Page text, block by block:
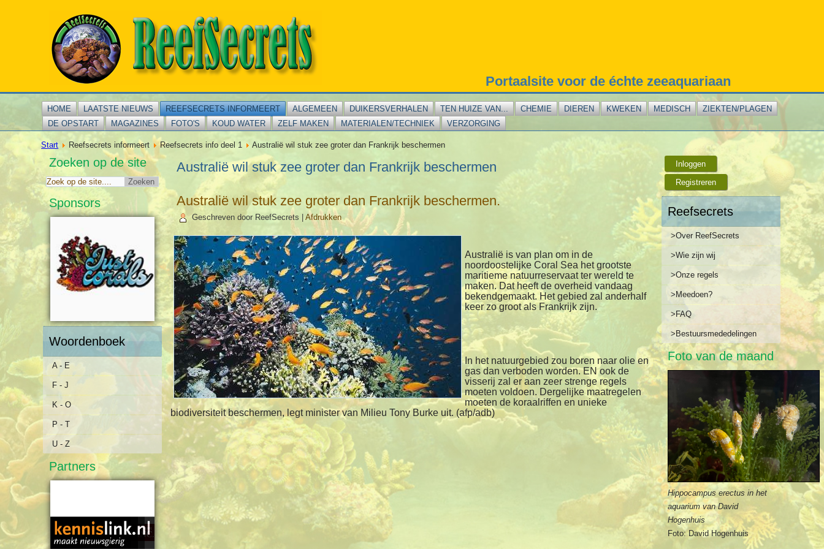
Portaalsite voor de échte zeeaquariaan
HOME LAATSTE NIEUWS REEFSECRETS INFORMEERT ALGEMEEN DUIKERSVERHALEN TEN HUIZE VAN... CHEMIE DIEREN KWEKEN MEDISCH
ZIEKTEN/PLAGEN
DE OPSTART
MAGAZINES FOTO'S KOUD WATER ZELF MAKEN MATERIALEN/TECHNIEK VERZORGING
Start Reefsecrets informeert Reefsecrets info deel 1 Australië wil stuk zee groter dan Frankrijk beschermen
Zoeken op de site
Sponsors
Woordenboek
A - E
F - J
K - O
P - T
U - Z
Partners
Australië wil stuk zee groter dan Frankrijk beschermen
Australië wil stuk zee groter dan Frankrijk beschermen.
Geschreven door ReefSecrets |Afdrukken
Australië is van plan om in de
noordoostelijke Coral Sea het grootste
maritieme natuurreservaat ter wereld te
maken. Dat heeft de overheid vandaag
bekendgemaakt. Het gebied zal anderhalf
keer zo groot als Frankrijk zijn.
In het natuurgebied zou boren naar olie en
gas dan verboden worden. EN ook de
visserij zal er aan zeer strenge regels
moeten voldoen. Dergelijke maatregelen
moeten de koraalriffen en unieke
biodiversiteit beschermen, legt minister van Milieu Tony Burke uit. (afp/adb)
Inloggen
Registreren
Reefsecrets
>Over ReefSecrets
>Wie zijn wij
>Onze regels
>Meedoen?
>FAQ
>Bestuursmededelingen
Foto van de maand
Hippocampus erectus in het
aquarium van David
Hogenhuis
Foto: David Hogenhuis